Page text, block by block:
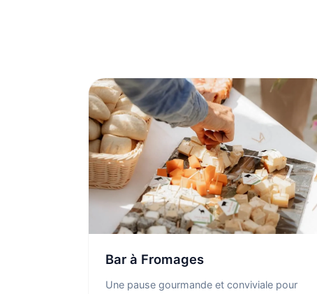
Bar à Fromages
Une pause gourmande et conviviale pour